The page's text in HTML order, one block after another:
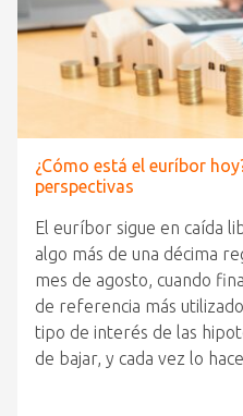
¿Cómo está el euríbor
perspectivas
El euríbor sigue en caída
algo más de una décima
mes de agosto, cuando
de referencia más
tipo de interés de las
de bajar, y cada vez lo